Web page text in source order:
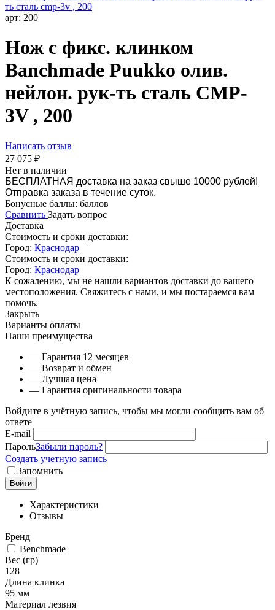
арт: 200
Нож с фикс. клинком
Banchmade Puukko олив.
нейлон. рук-ть сталь CMP-
3V , 200
Написать отзыв
27 075 ₽
Нет в наличии
БЕСПЛАТНАЯ доставка на заказ свыше 10000 рублей!
Отправка заказа в течение суток.
Бонусные баллы: баллов
Сравнить Задать вопрос
Доставка
Стоимость и сроки доставки:
Город: Краснодар
Стоимость и сроки доставки:
Город: Краснодар
К сожалению, мы не нашли вариантов доставки до вашего
местоположения. Свяжитесь с нами, и мы постараемся вам
помочь.
Закрыть
Варианты оплаты
Наши преимущества
— Гарантия 12 месяцев
— Возврат и обмен
— Лучшая цена
— Гарантия оригинальности товара
Войдите в учётную запись, чтобы мы могли сообщить вам об
ответе
E-mail
ПарольЗабыли пароль?
Создать учетную запись
Запомнить
Войти
Характеристики
Отзывы
Бренд
Benchmade
Вес (гр)
128
Длина клинка
95 мм
Материал лезвия